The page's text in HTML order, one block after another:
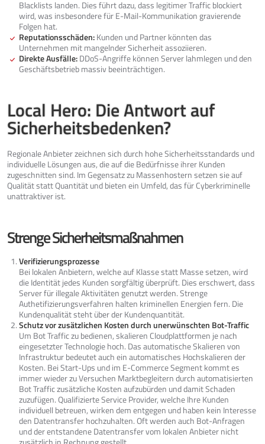
Blacklists landen. Dies führt dazu, dass legitimer Traffic blockiert
wird, was insbesondere für E-Mail-Kommunikation gravierende
Folgen hat.
Reputationsschäden:Kunden und Partner könnten das
Unternehmen mit mangelnder Sicherheit assoziieren.
Direkte Ausfälle:DDoS-Angriffe können Server lahmlegen und den
Geschäftsbetrieb massiv beeinträchtigen.
Local Hero: Die Antwort auf
Sicherheitsbedenken?
Regionale Anbieter zeichnen sich durch hohe Sicherheitsstandards und
individuelle Lösungen aus, die auf die Bedürfnisse ihrer Kunden
zugeschnitten sind. Im Gegensatz zu Massenhostern setzen sie auf
Qualität statt Quantität und bieten ein Umfeld, das für Cyberkriminelle
unattraktiver ist.
Strenge Sicherheitsmaßnahmen
Verifizierungsprozesse
Bei lokalen Anbietern, welche auf Klasse statt Masse setzen, wird
die Identität jedes Kunden sorgfältig überprüft. Dies erschwert, dass
Server für illegale Aktivitäten genutzt werden. Strenge
Authetifizierungsverfahren halten kriminellen Energien fern. Die
Kundenqualität steht über der Kundenquantität.
Schutz vor zusätzlichen Kosten durch unerwünschten Bot-Traffic
Um Bot Traffic zu bedienen, skalieren Cloudplattformen je nach
eingesetzter Technologie hoch. Das automatische Skalieren von
Infrastruktur bedeutet auch ein automatisches Hochskalieren der
Kosten. Bei Start-Ups und im E-Commerce Segment kommt es
immer wieder zu Versuchen Marktbegleitern durch automatisierten
Bot Traffic zusätzliche Kosten aufzubürden und damit Schaden
zuzufügen. Qualifizierte Service Provider, welche Ihre Kunden
individuell betreuen, wirken dem entgegen und haben kein Interesse
den Datentransfer hochzuhalten. Oft werden auch Bot-Anfragen
und der entstandene Datentransfer vom lokalen Anbieter nicht